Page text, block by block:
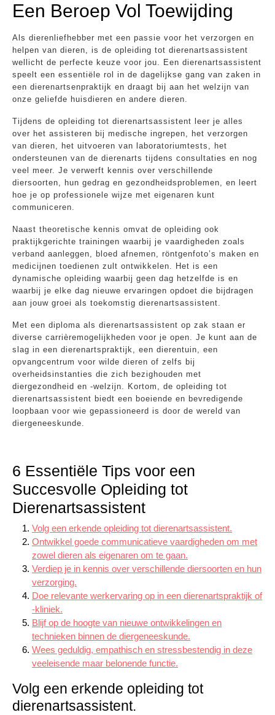
Een Beroep Vol Toewijding
Als dierenliefhebber met een passie voor het verzorgen en
helpen van dieren, is de opleiding tot dierenartsassistent
wellicht de perfecte keuze voor jou. Een dierenartsassistent
speelt een essentiële rol in de dagelijkse gang van zaken in
een dierenartsenpraktijk en draagt bij aan het welzijn van
onze geliefde huisdieren en andere dieren.
Tijdens de opleiding tot dierenartsassistent leer je alles
over het assisteren bij medische ingrepen, het verzorgen
van dieren, het uitvoeren van laboratoriumtests, het
ondersteunen van de dierenarts tijdens consultaties en nog
veel meer. Je verwerft kennis over verschillende
diersoorten, hun gedrag en gezondheidsproblemen, en leert
hoe je op professionele wijze met eigenaren kunt
communiceren.
Naast theoretische kennis omvat de opleiding ook
praktijkgerichte trainingen waarbij je vaardigheden zoals
verband aanleggen, bloed afnemen, röntgenfoto’s maken en
medicijnen toedienen zult ontwikkelen. Het is een
dynamische opleiding waarbij geen dag hetzelfde is en
waarbij je elke dag nieuwe ervaringen opdoet die bijdragen
aan jouw groei als toekomstig dierenartsassistent.
Met een diploma als dierenartsassistent op zak staan er
diverse carrièremogelijkheden voor je open. Je kunt aan de
slag in een dierenartspraktijk, een dierentuin, een
opvangcentrum voor wilde dieren of zelfs bij
overheidsinstanties die zich bezighouden met
diergezondheid en -welzijn. Kortom, de opleiding tot
dierenartsassistent biedt een boeiende en bevredigende
loopbaan voor wie gepassioneerd is door de wereld van
diergeneeskunde.
6 Essentiële Tips voor een
Succesvolle Opleiding tot
Dierenartsassistent
Volg een erkende opleiding tot dierenartsassistent.
Ontwikkel goede communicatieve vaardigheden om met
zowel dieren als eigenaren om te gaan.
Verdiep je in kennis over verschillende diersoorten en hun
verzorging.
Doe relevante werkervaring op in een dierenartspraktijk of
-kliniek.
Blijf op de hoogte van nieuwe ontwikkelingen en
technieken binnen de diergeneeskunde.
Wees geduldig, empathisch en stressbestendig in deze
veeleisende maar belonende functie.
Volg een erkende opleiding tot
dierenartsassistent.